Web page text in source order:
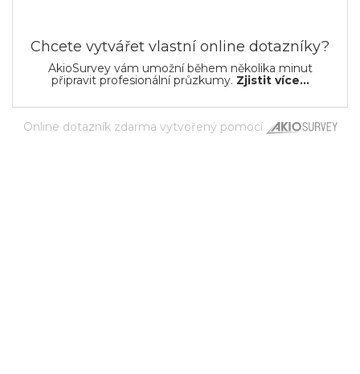
Chcete vytvářet vlastní online dotazníky?
AkioSurvey vám umožní během několika minut
připravit profesionální průzkumy. Zjistit více...
Online dotazník zdarma vytvořený pomocí